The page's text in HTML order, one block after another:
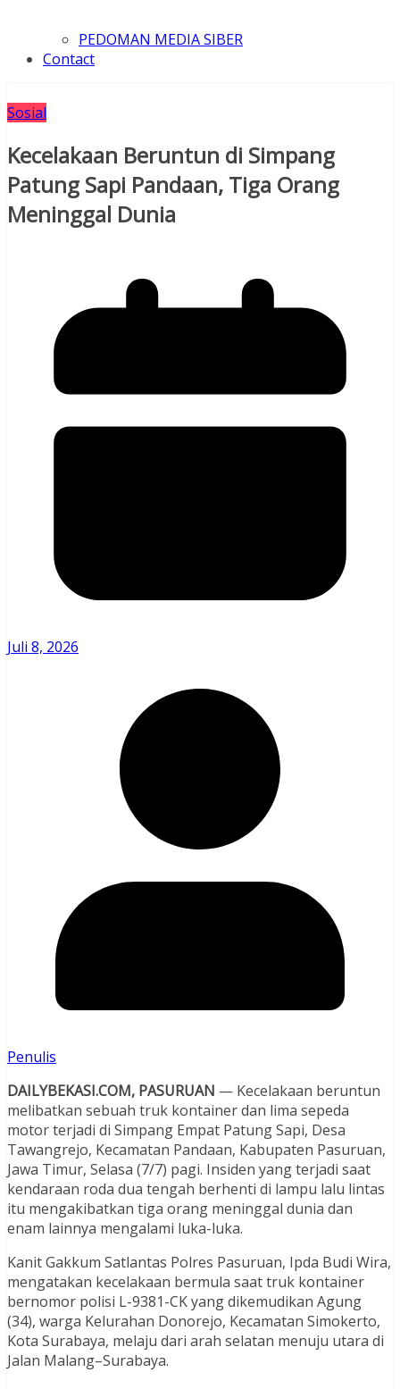
PEDOMAN MEDIA SIBER
Contact
Sosial
Kecelakaan Beruntun di Simpang
Patung Sapi Pandaan, Tiga Orang
Meninggal Dunia
Juli 8, 2026
Penulis
DAILYBEKASI.COM, PASURUAN — Kecelakaan beruntun
melibatkan sebuah truk kontainer dan lima sepeda
motor terjadi di Simpang Empat Patung Sapi, Desa
Tawangrejo, Kecamatan Pandaan, Kabupaten Pasuruan,
Jawa Timur, Selasa (7/7) pagi. Insiden yang terjadi saat
kendaraan roda dua tengah berhenti di lampu lalu lintas
itu mengakibatkan tiga orang meninggal dunia dan
enam lainnya mengalami luka-luka.
Kanit Gakkum Satlantas Polres Pasuruan, Ipda Budi Wira,
mengatakan kecelakaan bermula saat truk kontainer
bernomor polisi L-9381-CK yang dikemudikan Agung
(34), warga Kelurahan Donorejo, Kecamatan Simokerto,
Kota Surabaya, melaju dari arah selatan menuju utara di
Jalan Malang–Surabaya.